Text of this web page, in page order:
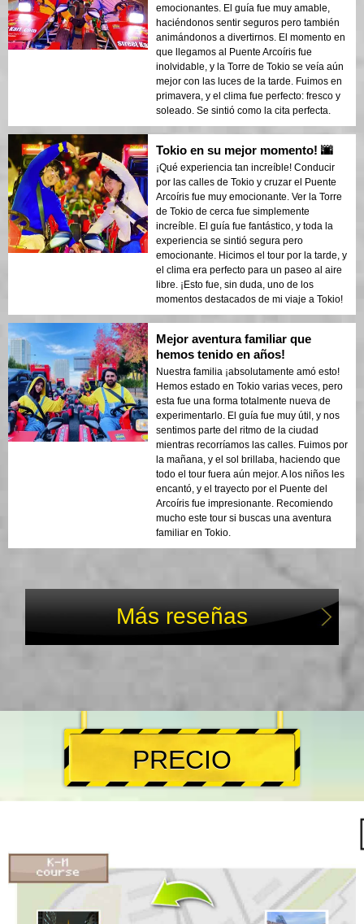
emocionantes. El guía fue muy amable,
haciéndonos sentir seguros pero también
animándonos a divertirnos. El momento en
que llegamos al Puente Arcoíris fue
inolvidable, y la Torre de Tokio se veía aún
mejor con las luces de la tarde. Fuimos en
primavera, y el clima fue perfecto: fresco y
soleado. Se sintió como la cita perfecta.
Tokio en su mejor momento! 🌆
¡Qué experiencia tan increíble! Conducir
por las calles de Tokio y cruzar el Puente
Arcoíris fue muy emocionante. Ver la Torre
de Tokio de cerca fue simplemente
increíble. El guía fue fantástico, y toda la
experiencia se sintió segura pero
emocionante. Hicimos el tour por la tarde, y
el clima era perfecto para un paseo al aire
libre. ¡Esto fue, sin duda, uno de los
momentos destacados de mi viaje a Tokio!
Mejor aventura familiar que
hemos tenido en años!
Nuestra familia ¡absolutamente amó esto!
Hemos estado en Tokio varias veces, pero
esta fue una forma totalmente nueva de
experimentarlo. El guía fue muy útil, y nos
sentimos parte del ritmo de la ciudad
mientras recorríamos las calles. Fuimos por
la mañana, y el sol brillaba, haciendo que
todo el tour fuera aún mejor. A los niños les
encantó, y el trayecto por el Puente del
Arcoíris fue impresionante. Recomiendo
mucho este tour si buscas una aventura
familiar en Tokio.
Más reseñas
PRECIO